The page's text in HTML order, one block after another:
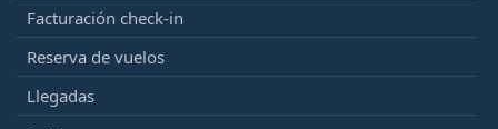
Facturación check-in
Reserva de vuelos
Llegadas